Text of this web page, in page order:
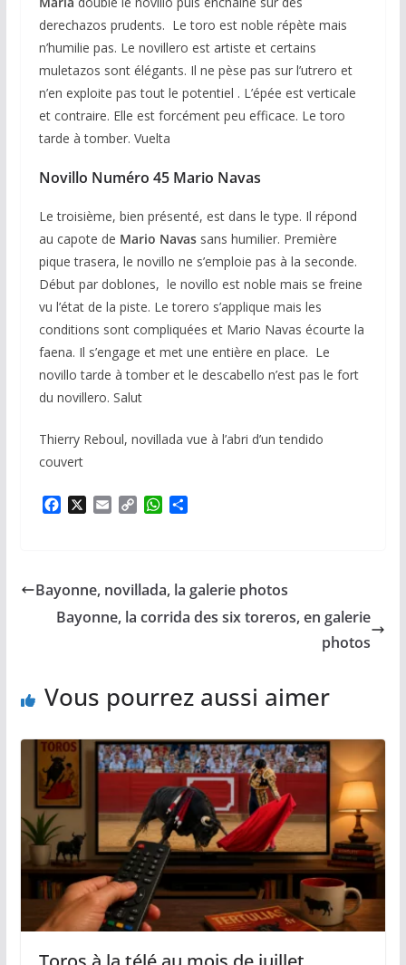
derechazos prudents. Le toro est noble répète mais
n’humilie pas. Le novillero est artiste et certains
muletazos sont élégants. Il ne pèse pas sur l’utrero et
n’en exploite pas tout le potentiel . L’épée est verticale
et contraire. Elle est forcément peu efficace. Le toro
tarde à tomber. Vuelta
Novillo Numéro 45 Mario Navas
Le troisième, bien présenté, est dans le type. Il répond
au capote de Mario Navassans humilier. Première
pique trasera, le novillo ne s’emploie pas à la seconde.
Début par doblones, le novillo est noble mais se freine
vu l’état de la piste. Le torero s’applique mais les
conditions sont compliquées et Mario Navas écourte la
faena. Il s’engage et met une entière en place. Le
novillo tarde à tomber et le descabello n’est pas le fort
du novillero. Salut
Thierry Reboul, novillada vue à l’abri d’un tendido
couvert
F
o
o
X
E
C
i
n
W
A
p
P
g
e
Bayonne, novillada, la galerie photos
Bayonne, la corrida des six toreros, en galerie
photos
Vous pourrez aussi aimer